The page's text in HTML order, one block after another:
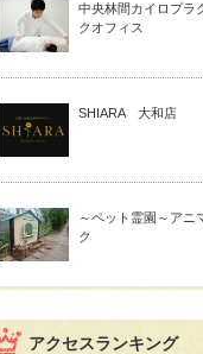
中央林間カイロプラ
クオフィス
SHIARA 大和店
～ペット霊園～アニ
ク
アクセスランキング